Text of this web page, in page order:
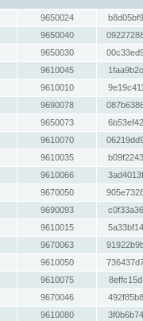
9650024
9650040
9650030
9610045
9610010
9690078
9650073
9610070
9610035
9610066
9670050
9690093
9610015
9670063
9610050
9610075
9670046
9610080